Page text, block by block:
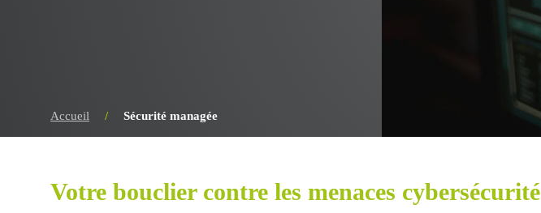
Accueil / Sécurité managée
Votre bouclier contre les menaces cybersécurité